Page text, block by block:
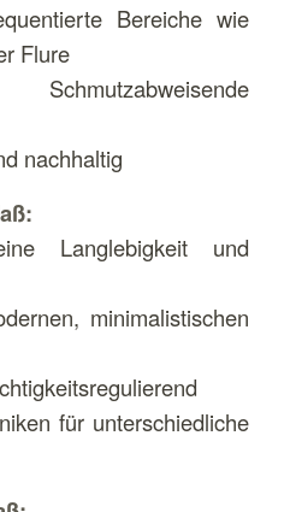
Bereiche wie
Flure
nachhaltig
Langlebigkeit und
minimalistischen
für unterschiedliche